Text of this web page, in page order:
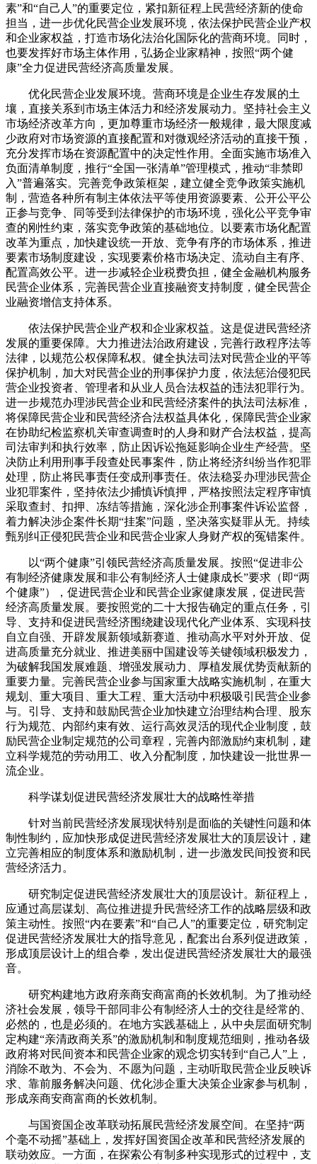
素”和“自己人”的重要定位，紧扣新征程上民营经济新的使命
担当，进一步优化民营企业发展环境，依法保护民营企业产权
和企业家权益，打造市场化法治化国际化的营商环境。同时，
也要发挥好市场主体作用，弘扬企业家精神，按照“两个健
康”全力促进民营经济高质量发展。
优化民营企业发展环境。营商环境是企业生存发展的土
壤，直接关系到市场主体活力和经济发展动力。坚持社会主义
市场经济改革方向，更加尊重市场经济一般规律，最大限度减
少政府对市场资源的直接配置和对微观经济活动的直接干预，
充分发挥市场在资源配置中的决定性作用。全面实施市场准入
负面清单制度，推行“全国一张清单”管理模式，推动“非禁即
入”普遍落实。完善竞争政策框架，建立健全竞争政策实施机
制，营造各种所有制主体依法平等使用资源要素、公开公平公
正参与竞争、同等受到法律保护的市场环境，强化公平竞争审
查的刚性约束，落实竞争政策的基础地位。以要素市场化配置
改革为重点，加快建设统一开放、竞争有序的市场体系，推进
要素市场制度建设，实现要素价格市场决定、流动自主有序、
配置高效公平。进一步减轻企业税费负担，健全金融机构服务
民营企业体系，完善民营企业直接融资支持制度，健全民营企
业融资增信支持体系。
依法保护民营企业产权和企业家权益。这是促进民营经济
发展的重要保障。大力推进法治政府建设，完善行政程序法等
法律，以规范公权保障私权。健全执法司法对民营企业的平等
保护机制，加大对民营企业的刑事保护力度，依法惩治侵犯民
营企业投资者、管理者和从业人员合法权益的违法犯罪行为。
进一步规范办理涉民营企业和民营经济案件的执法司法标准，
将保障民营企业和民营经济合法权益具体化，保障民营企业家
在协助纪检监察机关审查调查时的人身和财产合法权益，提高
司法审判和执行效率，防止因诉讼拖延影响企业生产经营。坚
决防止利用刑事手段查处民事案件，防止将经济纠纷当作犯罪
处理，防止将民事责任变成刑事责任。依法稳妥办理涉民营企
业犯罪案件，坚持依法少捕慎诉慎押，严格按照法定程序审慎
采取查封、扣押、冻结等措施，深化涉企刑事案件诉讼监督，
着力解决涉企案件长期“挂案”问题，坚决落实疑罪从无。持续
甄别纠正侵犯民营企业和民营企业家人身财产权的冤错案件。
以“两个健康”引领民营经济高质量发展。按照“促进非公
有制经济健康发展和非公有制经济人士健康成长”要求（即“两
个健康”），促进民营企业和民营企业家健康发展，促进民营
经济高质量发展。要按照党的二十大报告确定的重点任务，引
导、支持和促进民营经济围绕建设现代化产业体系、实现科技
自立自强、开辟发展新领域新赛道、推动高水平对外开放、促
进高质量充分就业、推进美丽中国建设等关键领域积极发力，
为破解我国发展难题、增强发展动力、厚植发展优势贡献新的
重要力量。完善民营企业参与国家重大战略实施机制，在重大
规划、重大项目、重大工程、重大活动中积极吸引民营企业参
与。引导、支持和鼓励民营企业加快建立治理结构合理、股东
行为规范、内部约束有效、运行高效灵活的现代企业制度，鼓
励民营企业制定规范的公司章程，完善内部激励约束机制，建
立科学规范的劳动用工、收入分配制度，加快建设一批世界一
流企业。
科学谋划促进民营经济发展壮大的战略性举措
针对当前民营经济发展现状特别是面临的关键性问题和体
制性制约，应加快形成促进民营经济发展壮大的顶层设计，建
立完善相应的制度体系和激励机制，进一步激发民间投资和民
营经济活力。
研究制定促进民营经济发展壮大的顶层设计。新征程上，
应通过高层谋划、高位推进提升民营经济工作的战略层级和政
策主动性。按照“内在要素”和“自己人”的重要定位，研究制定
促进民营经济发展壮大的指导意见，配套出台系列促进政策，
形成顶层设计上的组合拳，发出促进民营经济发展壮大的最强
音。
研究构建地方政府亲商安商富商的长效机制。为了推动经
济社会发展，领导干部同非公有制经济人士的交往是经常的、
必然的，也是必须的。在地方实践基础上，从中央层面研究制
定构建“亲清政商关系”的激励机制和制度规范细则，推动各级
政府将对民间资本和民营企业家的观念切实转到“自己人”上，
消除不敢为、不会为、不愿为问题，主动听取民营企业反映诉
求、靠前服务解决问题、优化涉企重大决策企业家参与机制，
形成亲商安商富商的长效机制。
与国资国企改革联动拓展民营经济发展空间。在坚持“两
个毫不动摇”基础上，发挥好国资国企改革和民营经济发展的
联动效应。一方面，在探索公有制多种实现形式的过程中，支